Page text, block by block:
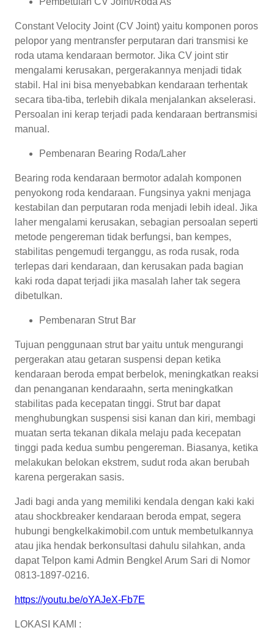
Constant Velocity Joint (CV Joint) yaitu komponen poros
pelopor yang mentransfer perputaran dari transmisi ke
roda utama kendaraan bermotor. Jika CV joint stir
mengalami kerusakan, pergerakannya menjadi tidak
stabil. Hal ini bisa menyebabkan kendaraan terhentak
secara tiba-tiba, terlebih dikala menjalankan akselerasi.
Persoalan ini kerap terjadi pada kendaraan bertransmisi
manual.
Pembenaran Bearing Roda/Laher
Bearing roda kendaraan bermotor adalah komponen
penyokong roda kendaraan. Fungsinya yakni menjaga
kestabilan dan perputaran roda menjadi lebih ideal. Jika
laher mengalami kerusakan, sebagian persoalan seperti
metode pengereman tidak berfungsi, ban kempes,
stabilitas pengemudi terganggu, as roda rusak, roda
terlepas dari kendaraan, dan kerusakan pada bagian
kaki roda dapat terjadi jika masalah laher tak segera
dibetulkan.
Pembenaran Strut Bar
Tujuan penggunaan strut bar yaitu untuk mengurangi
pergerakan atau getaran suspensi depan ketika
kendaraan beroda empat berbelok, meningkatkan reaksi
dan penanganan kendaraahn, serta meningkatkan
stabilitas pada kecepatan tinggi. Strut bar dapat
menghubungkan suspensi sisi kanan dan kiri, membagi
muatan serta tekanan dikala melaju pada kecepatan
tinggi pada kedua sumbu pengereman. Biasanya, ketika
melakukan belokan ekstrem, sudut roda akan berubah
karena pergerakan sasis.
Jadi bagi anda yang memiliki kendala dengan kaki kaki
atau shockbreaker kendaraan beroda empat, segera
hubungi bengkelkakimobil.com untuk membetulkannya
atau jika hendak berkonsultasi dahulu silahkan, anda
dapat Telpon kami Admin Bengkel Arum Sari di Nomor
0813-1897-0216.
https://youtu.be/oYAJeX-Fb7E
LOKASI KAMI :